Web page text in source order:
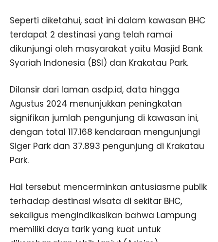
Seperti diketahui, saat ini dalam kawasan BHC
terdapat 2 destinasi yang telah ramai
dikunjungi oleh masyarakat yaitu Masjid Bank
Syariah Indonesia (BSI) dan Krakatau Park.
Dilansir dari laman asdp.id, data hingga
Agustus 2024 menunjukkan peningkatan
signifikan jumlah pengunjung di kawasan ini,
dengan total 117.168 kendaraan mengunjungi
Siger Park dan 37.893 pengunjung di Krakatau
Park.
Hal tersebut mencerminkan antusiasme publik
terhadap destinasi wisata di sekitar BHC,
sekaligus mengindikasikan bahwa Lampung
memiliki daya tarik yang kuat untuk